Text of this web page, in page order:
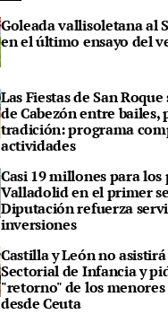
Goleada vallisoletana al
en el último ensayo del
Las Fiestas de San
de Cabezón entre bailes,
tradición: programa
actividades
Casi 19 millones para los
Valladolid en el primer
Diputación refuerza
inversiones
Castilla y León no
Sectorial de Infancia y
"retorno" de los
desde Ceuta